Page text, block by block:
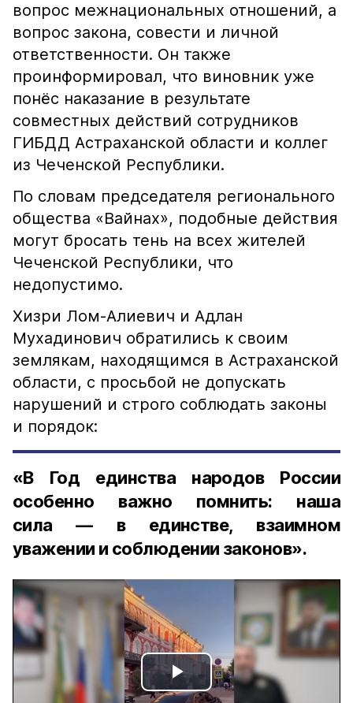
вопрос межнациональных отношений, а
вопрос закона, совести и личной
ответственности. Он также
проинформировал, что виновник уже
понёс наказание в результате
совместных действий сотрудников
ГИБДД Астраханской области и коллег
из Чеченской Республики.
По словам председателя регионального
общества «Вайнах», подобные действия
могут бросать тень на всех жителей
Чеченской Республики, что
недопустимо.
Хизри Лом-Алиевич и Адлан
Мухадинович обратились к своим
землякам, находящимся в Астраханской
области, с просьбой не допускать
нарушений и строго соблюдать законы
и порядок:
«В Год единства народов России
особенно важно помнить: наша
сила — в единстве, взаимном
уважении и соблюдении законов».
Play